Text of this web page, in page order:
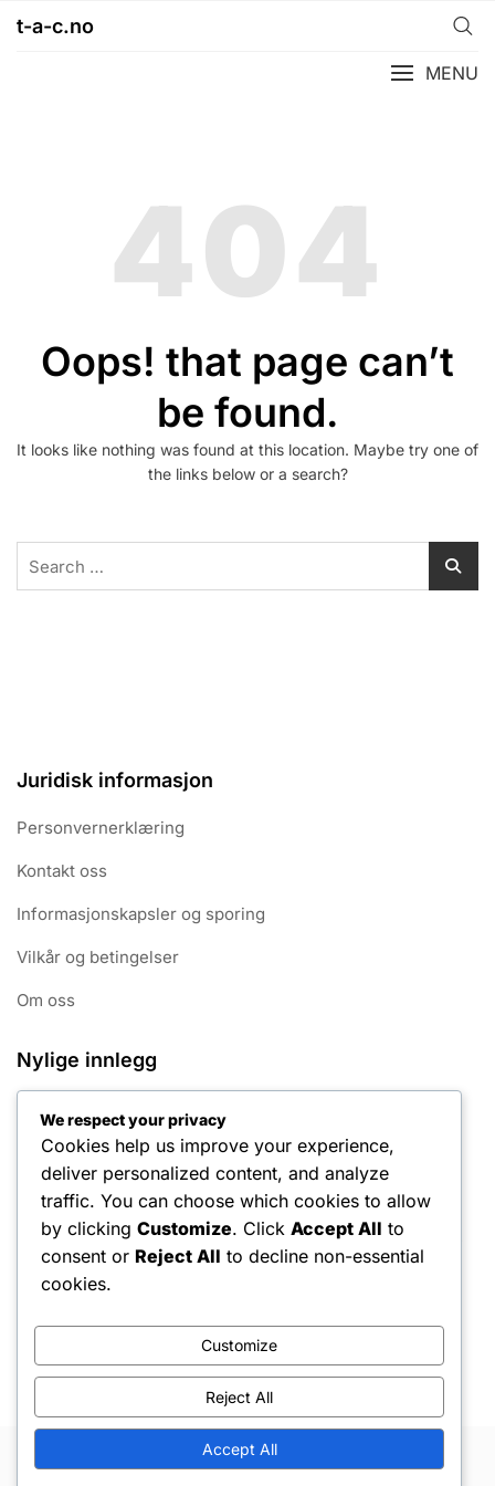
t-a-c.no
MENU
404
Oops! that page can’t
be found.
It looks like nothing was found at this location. Maybe try one of
the links below or a search?
for:
Juridisk informasjon
Personvernerklæring
Kontakt oss
Informasjonskapsler og sporing
Vilkår og betingelser
Om oss
Nylige innlegg
bruksområder
Redusert skaderisiko: Innvirkning på ytelse,
spilleropplevelse, ferdighetsnivå
Grip Holdbarhet: Innvirkning på ytelse, Spilleropplevelse,
Ferdighetsnivå
Tynn Tennisgrep: Egenskaper, Fordeler, Bruksområder
Copyright © 2026 Hello Shoppable. Powered byWordPress
We respect your privacy
Cookies help us improve your experience,
deliver personalized content, and analyze
traffic. You can choose which cookies to allow
by clicking Customize. Click Accept All to
consent or Reject All to decline non-essential
cookies.
Customize
Reject All
Accept All